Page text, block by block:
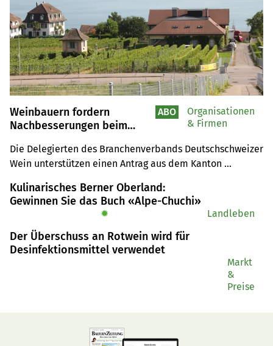
Weinbauern fordern
Nachbesserungen beim
Weinbau Schweiz
Die Delegierten des Branchenverbands Deutschschweizer
Wein unterstützen einen Antrag aus dem Kanton
Weinbau solle sich – wie bei der Milch mit dem Grünen
Teppich – auf die Standards ÖLN und allenfalls ein oder
ABO
Organisationen
& Firmen
Kulinarisches Berner Oberland:
Gewinnen Sie das Buch «Alpe-Chuchi»
✹ Landleben
Der Überschuss an Rotwein wird für
Desinfektionsmittel verwendet
Markt
&
Preise